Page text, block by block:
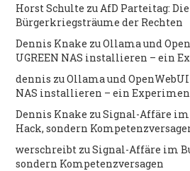
Horst Schulte zu AfD Parteitag:
Bürgerkriegsträume der Rechten
Dennis Knake zuOllama und
UGREEN NAS installieren – ein
dennis zuOllama und OpenWebUI
NAS installieren – ein
Dennis Knake zuSignal-Affäre im
Hack, sondern
werschreibt zuSignal-Affäre im
sondern Kompetenzversagen